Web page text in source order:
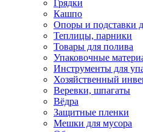
Грядки
Кашпо
Опоры и подставки
Теплицы, парники
Товары для полива
Упаковочные
Инструменты для
Хозяйственный
Веревки, шпагаты
Вёдра
Защитные пленки
Мешки для мусора